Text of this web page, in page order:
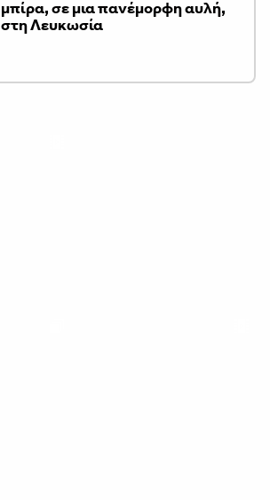
μπίρα, σε μια πανέμορφη αυλή,
στη Λευκωσία